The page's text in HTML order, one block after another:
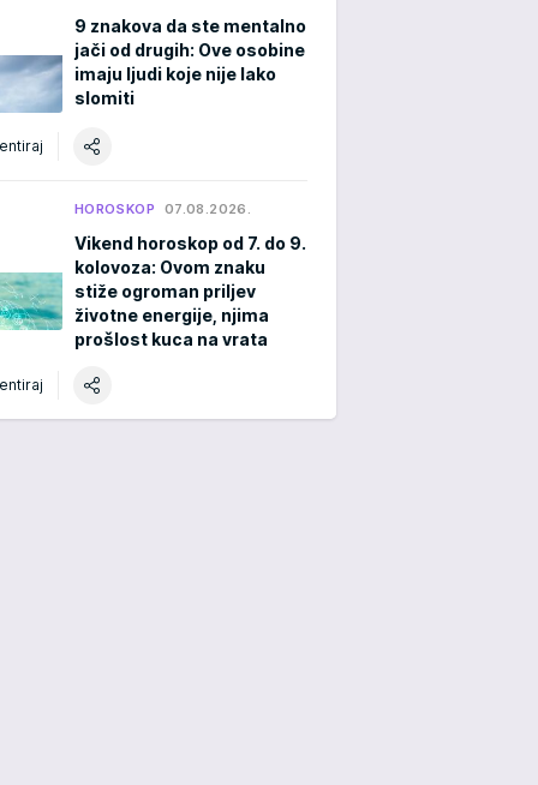
9 znakova da ste mentalno
jači od drugih: Ove osobine
imaju ljudi koje nije lako
slomiti
HOROSKOP 07.08.2026.
Vikend horoskop od 7. do 9.
kolovoza: Ovom znaku
stiže ogroman priljev
životne energije, njima
prošlost kuca na vrata